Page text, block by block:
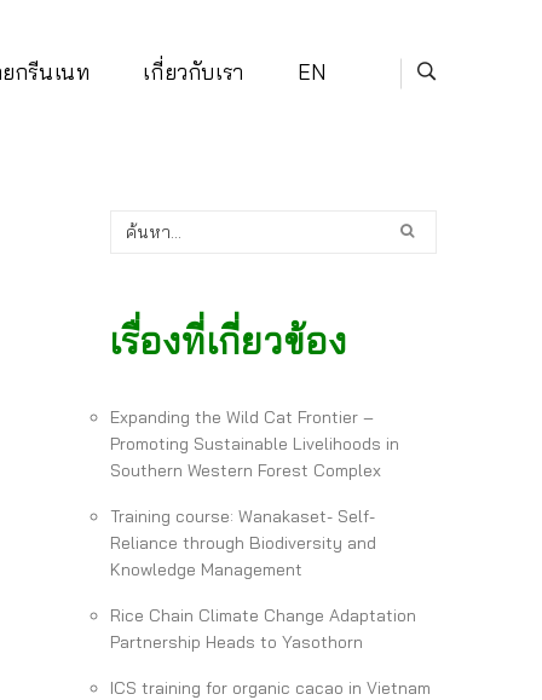
กรีนเนท เกี่ยวกับเรา EN
เรื่องที่เกี่ยวข้อง
Expanding the Wild Cat Frontier –
Promoting Sustainable Livelihoods in
Southern Western Forest Complex
Training course: Wanakaset- Self-
Reliance through Biodiversity and
Knowledge Management
Rice Chain Climate Change Adaptation
Partnership Heads to Yasothorn
ICS training for organic cacao in Vietnam